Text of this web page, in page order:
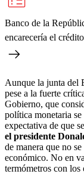
Banco de la
encarecería el crédito
Aunque la junta del
pese a la fuerte
Gobierno, que
política monetaria
expectativa de que
el presidente
de manera que no
económico. No en
termómetros con los